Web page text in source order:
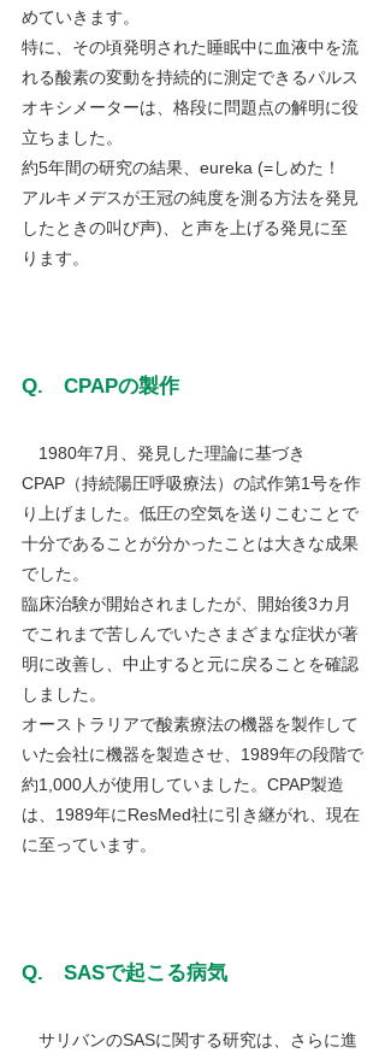
めていきます。
特に、その頃発明された睡眠中に血液中を流
れる酸素の変動を持続的に測定できるパルス
オキシメーターは、格段に問題点の解明に役
立ちました。
約5年間の研究の結果、eureka (=しめた！
アルキメデスが王冠の純度を測る方法を発見
したときの叫び声)、と声を上げる発見に至
ります。
Q.　CPAPの製作
1980年7月、発見した理論に基づき
CPAP（持続陽圧呼吸療法）の試作第1号を作
り上げました。低圧の空気を送りこむことで
十分であることが分かったことは大きな成果
でした。
臨床治験が開始されましたが、開始後3カ月
でこれまで苦しんでいたさまざまな症状が著
明に改善し、中止すると元に戻ることを確認
しました。
オーストラリアで酸素療法の機器を製作して
いた会社に機器を製造させ、1989年の段階で
約1,000人が使用していました。CPAP製造
は、1989年にResMed社に引き継がれ、現在
に至っています。
Q.　SASで起こる病気
サリバンのSASに関する研究は、さらに進